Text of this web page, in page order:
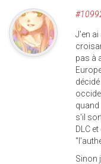
J'en ai
pas à
s'il
DLC
Sinon